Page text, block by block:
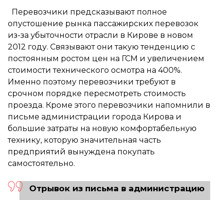
Перевозчики предсказывают полное
опустошение рынка пассажирских перевозок
из-за убыточности отрасли в Кирове в новом
2012 году. Связывают они такую тенденцию с
постоянным ростом цен на ГСМ и увеличением
стоимости технического осмотра на 400%.
Именно поэтому перевозчики требуют в
срочном порядке пересмотреть стоимость
проезда. Кроме этого перевозчики напомнили в
письме администрации города Кирова и
большие затраты на новую комфортабельную
технику, которую значительная часть
предприятий вынуждена покупать
самостоятельно.
Отрывок из письма в администрацию